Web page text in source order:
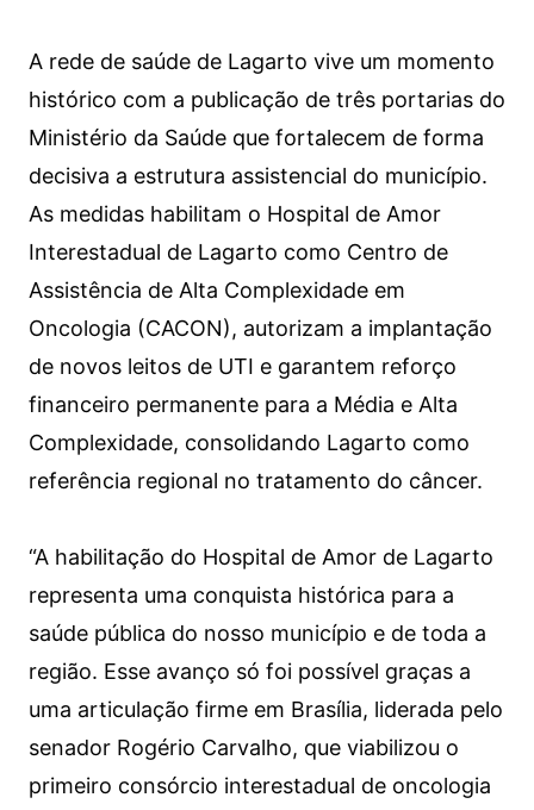
A rede de saúde de Lagarto vive um momento
histórico com a publicação de três portarias do
Ministério da Saúde que fortalecem de forma
decisiva a estrutura assistencial do município.
As medidas habilitam o Hospital de Amor
Interestadual de Lagarto como Centro de
Assistência de Alta Complexidade em
Oncologia (CACON), autorizam a implantação
de novos leitos de UTI e garantem reforço
financeiro permanente para a Média e Alta
Complexidade, consolidando Lagarto como
referência regional no tratamento do câncer.
“A habilitação do Hospital de Amor de Lagarto
representa uma conquista histórica para a
saúde pública do nosso município e de toda a
região. Esse avanço só foi possível graças a
uma articulação firme em Brasília, liderada pelo
senador Rogério Carvalho, que viabilizou o
primeiro consórcio interestadual de oncologia